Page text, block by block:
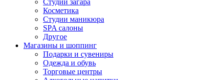
Студии загара
Косметика
Студии маникюра
SPA салоны
Другое
Магазины и шоппинг
Подарки и сувениры
Одежда и обувь
Торговые центры